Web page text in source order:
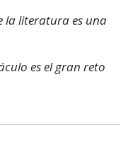
la literatura es una
es el gran reto